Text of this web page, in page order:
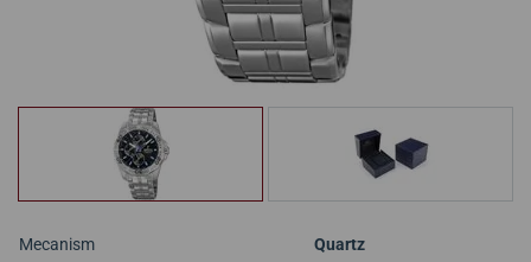
Mecanism
Quartz